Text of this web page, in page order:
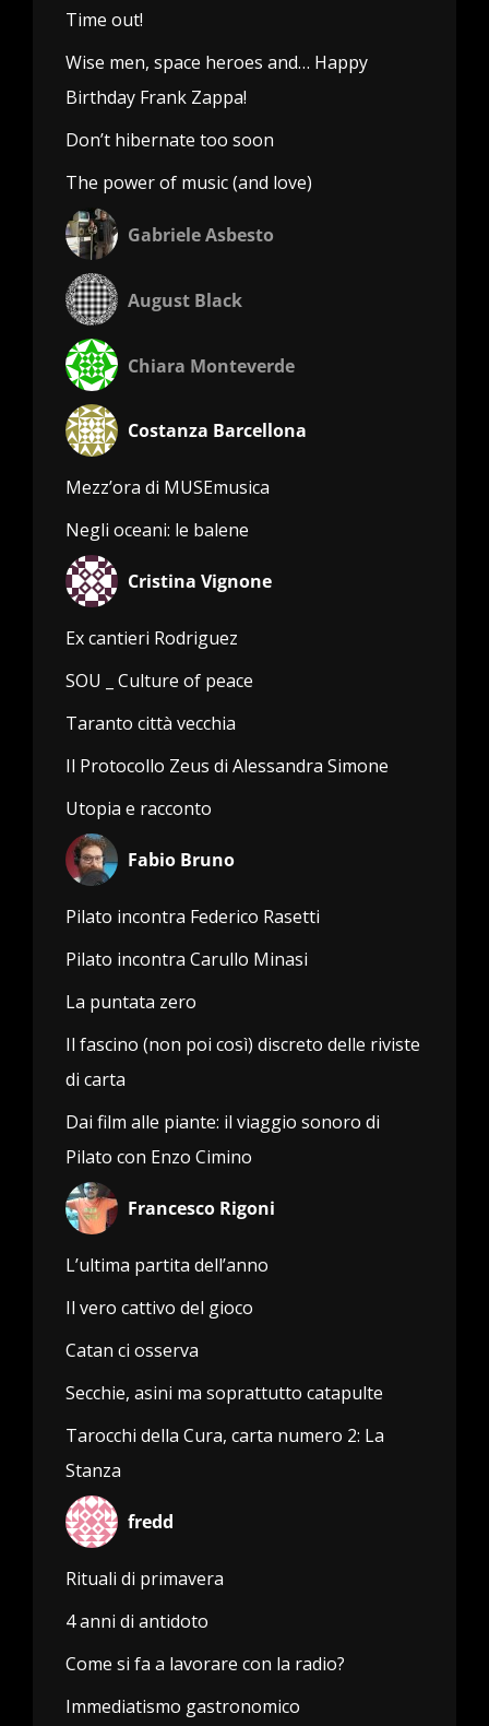
Time out!
Wise men, space heroes and… Happy
Birthday Frank Zappa!
Don’t hibernate too soon
The power of music (and love)
Gabriele Asbesto
August Black
Chiara Monteverde
Costanza Barcellona
Mezz’ora di MUSEmusica
Negli oceani: le balene
Cristina Vignone
Ex cantieri Rodriguez
SOU _ Culture of peace
Taranto città vecchia
Il Protocollo Zeus di Alessandra Simone
Utopia e racconto
Fabio Bruno
Pilato incontra Federico Rasetti
Pilato incontra Carullo Minasi
La puntata zero
Il fascino (non poi così) discreto delle riviste
di carta
Dai film alle piante: il viaggio sonoro di
Pilato con Enzo Cimino
Francesco Rigoni
L’ultima partita dell’anno
Il vero cattivo del gioco
Catan ci osserva
Secchie, asini ma soprattutto catapulte
Tarocchi della Cura, carta numero 2: La
Stanza
fredd
Rituali di primavera
4 anni di antidoto
Come si fa a lavorare con la radio?
Immediatismo gastronomico